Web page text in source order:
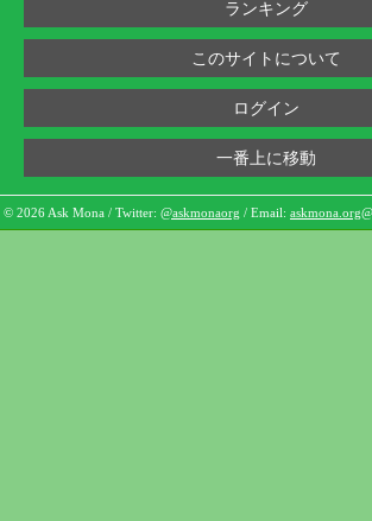
ランキング
このサイトについて
ログイン
一番上に移動
© 2026 Ask Mona / Twitter: @askmonaorg / Email: